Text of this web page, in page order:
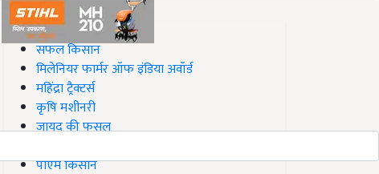
#Top on Krishi Jagran
सफल किसान
मिलेनियर फार्मर ऑफ इंडिया अवॉर्ड
महिंद्रा ट्रैक्टर्स
कृषि मशीनरी
जायद की फसल
पीएम किसान